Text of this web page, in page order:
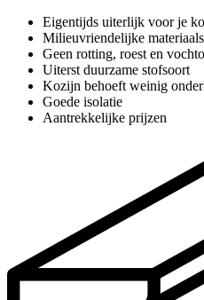
Eigentijds uiterlijk voor je
Milieuvriendelijke
Geen rotting, roest en
Uiterst duurzame stofsoort
Kozijn behoeft weinig
Goede isolatie
Aantrekkelijke prijzen